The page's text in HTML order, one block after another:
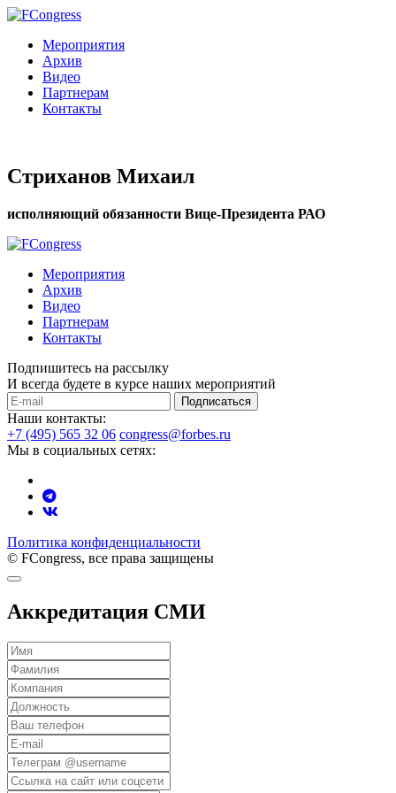
Мероприятия
Архив
Видео
Партнерам
Контакты
Стриханов Михаил
исполняющий обязанности Вице-Президента РАО
Мероприятия
Архив
Видео
Партнерам
Контакты
Подпишитесь на рассылку
И всегда будете в курсе наших мероприятий
Подписаться
Наши контакты:
+7 (495) 565 32 06 congress@forbes.ru
Мы в социальных сетях:
Политика конфиденциальности
© FCongress, все права защищены
Аккредитация СМИ